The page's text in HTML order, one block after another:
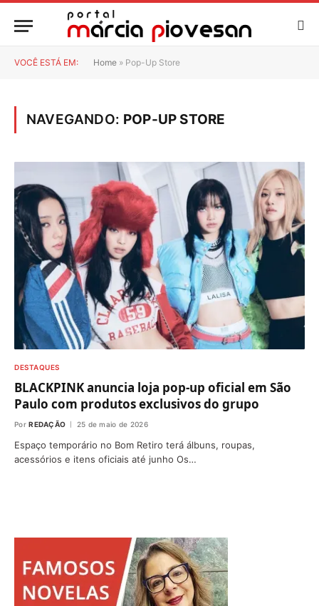
VOCÊ ESTÁ EM: Home » Pop-Up Store
NAVEGANDO: POP-UP STORE
DESTAQUES
BLACKPINK anuncia loja pop-up oficial em São
Paulo com produtos exclusivos do grupo
Por REDAÇÃO 25 de maio de 2026
Espaço temporário no Bom Retiro terá álbuns, roupas,
acessórios e itens oficiais até junho Os…